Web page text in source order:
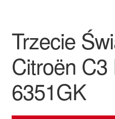
Zamówienia
Zasady i warunki
Trzecie
Citroën
6351GK